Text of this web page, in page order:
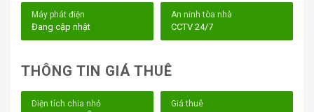
trên mặt tiền đường Phan Văn Trị, một trong những
tuyến đường huyết mạch của Quận Gò Vấp. Tọa lạc tại
khu vực này, tòa nhà không chỉ dễ dàng tiếp cận các khu
mang lại sự thuận tiện cho các doanh nghiệp và nhân
viên làm việc tại đây.
Máy phát điện
Đang cập nhật
An ninh tòa nhà
CCTV 24/7
THÔNG TIN GIÁ THUÊ
Diện tích chia nhỏ Giá thuê